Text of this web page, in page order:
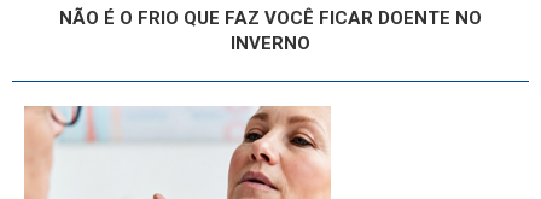
NÃO É O FRIO QUE FAZ VOCÊ FICAR DOENTE NO
INVERNO